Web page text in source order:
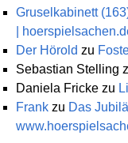
Gruselkabinett
|
Der Hörold zu
Sebastian Stelling
Daniela Fricke zu
Frank zu Das